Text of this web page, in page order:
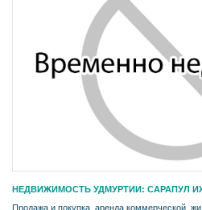
НЕДВИЖИМОСТЬ УДМУРТИИ: САРАПУЛ
Продажа и покупка, аренда коммерческой,